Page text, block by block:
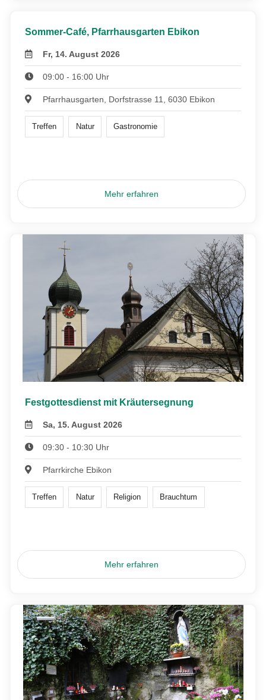
Sommer-Café, Pfarrhausgarten Ebikon
Fr, 14. August 2026
09:00 - 16:00 Uhr
Pfarrhausgarten, Dorfstrasse 11, 6030 Ebikon
Treffen Natur Gastronomie
Mehr erfahren
Festgottesdienst mit Kräutersegnung
Sa, 15. August 2026
09:30 - 10:30 Uhr
Pfarrkirche Ebikon
Treffen Natur Religion Brauchtum
Mehr erfahren